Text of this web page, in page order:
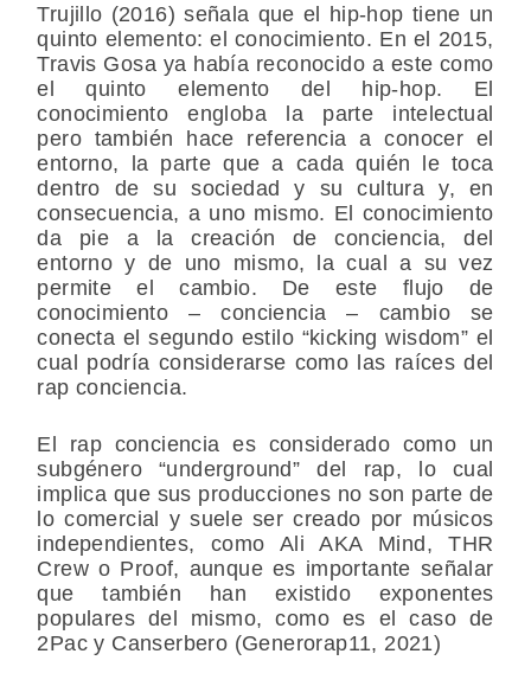
Trujillo (2016) señala que el hip-hop tiene un
quinto elemento: el conocimiento. En el 2015,
Travis Gosa ya había reconocido a este como
el quinto elemento del hip-hop. El
conocimiento engloba la parte intelectual
pero también hace referencia a conocer el
entorno, la parte que a cada quién le toca
dentro de su sociedad y su cultura y, en
consecuencia, a uno mismo. El conocimiento
da pie a la creación de conciencia, del
entorno y de uno mismo, la cual a su vez
permite el cambio. De este flujo de
conocimiento – conciencia – cambio se
conecta el segundo estilo “kicking wisdom” el
cual podría considerarse como las raíces del
rap conciencia.
El rap conciencia es considerado como un
subgénero “underground” del rap, lo cual
implica que sus producciones no son parte de
lo comercial y suele ser creado por músicos
independientes, como Ali AKA Mind, THR
Crew o Proof, aunque es importante señalar
que también han existido exponentes
populares del mismo, como es el caso de
2Pac y Canserbero (Generorap11, 2021)